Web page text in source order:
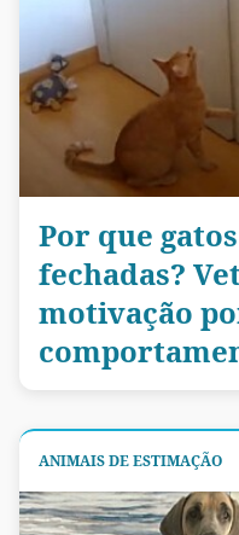
Por que
fechadas?
motivação
ANIMAIS DE ESTIMAÇÃO